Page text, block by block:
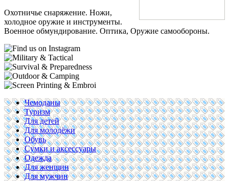
Охотничье снаряжение. Ножи,
холодное оружие и инструменты.
Военное обмундирование. Оптика, Оружие самообороны.
Чемоданы
Туризм
Для детей
Для молодёжи
Обувь
Сумки и аксессуары
Одежда
Для женщин
Для мужчин